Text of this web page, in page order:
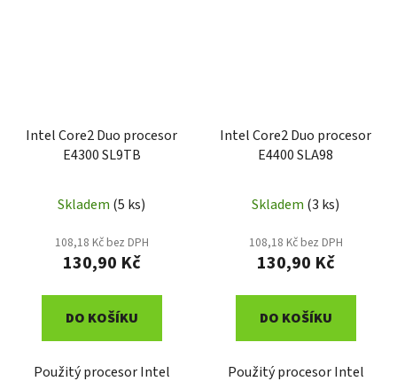
Intel Core2 Duo procesor
E4300 SL9TB
Skladem (5 ks)
108,18 Kč bez DPH
130,90 Kč
DO KOŠÍKU
Použitý procesor Intel
Intel Core2 Duo procesor
E4400 SLA98
Skladem (3 ks)
108,18 Kč bez DPH
130,90 Kč
DO KOŠÍKU
Použitý procesor Intel